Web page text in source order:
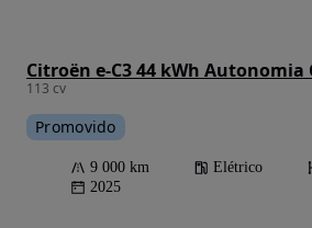
113 cv
Promovido
9 000 km Elétrico
2025